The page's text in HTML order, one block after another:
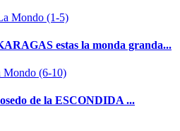
Mondo (1-5)
estas la monda granda...
Mondo (6-10)
de la ESCONDIDA ...